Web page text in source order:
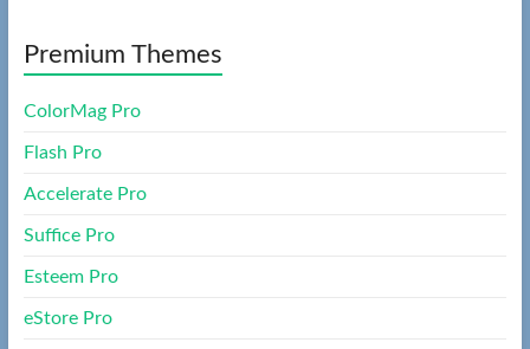
Premium Themes
ColorMag Pro
Flash Pro
Accelerate Pro
Suffice Pro
Esteem Pro
eStore Pro